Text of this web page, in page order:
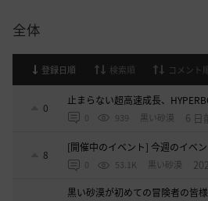
全体
登録日順 検索順 コメント
0
止まらない超高速成長、
0 939 黒い砂漠 6 日
8
[開催中のイベント] 今週のイベン
0 53.1K 黒い砂漠
黒い砂漠が初めての冒険者の皆